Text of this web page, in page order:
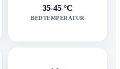
35-45 °C
BEDTEMPERATUR